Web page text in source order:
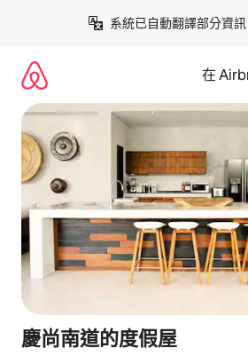
系統已自動翻譯部分資訊
在
慶尚南道的度假屋